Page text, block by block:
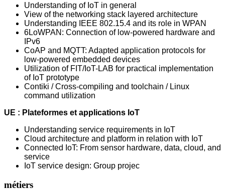
Understanding of IoT in general
View of the networking stack layered architecture
Understanding IEEE 802.15.4 and its role in WPAN
6LoWPAN: Connection of low-powered hardware and
IPv6
CoAP and MQTT: Adapted application protocols for
low-powered embedded devices
Utilization of FIT/IoT-LAB for practical implementation
of IoT prototype
Contiki / Cross-compiling and toolchain / Linux
command utilization
UE : Plateformes et applications IoT
Understanding service requirements in IoT
Cloud architecture and platform in relation with IoT
Connected IoT: From sensor hardware, data, cloud, and
service
IoT service design: Group projec
métiers